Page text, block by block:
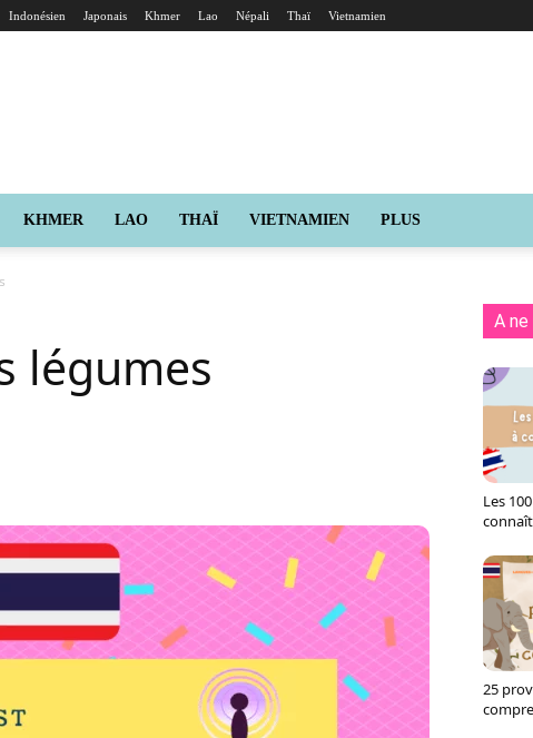
Indonésien Japonais Khmer Lao Népali Thaï Vietnamien
KHMER LAO THAÏ VIETNAMIEN PLUS
légumes
A
Les
25